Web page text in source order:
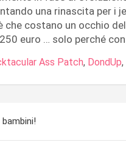
una rinascita per i
che costano un occhio
euro … solo perché
Ass Patch, DondUp,